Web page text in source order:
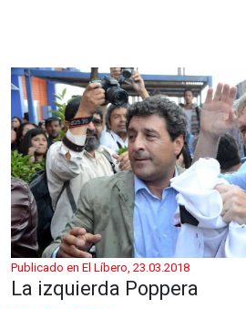
Publicado en El Líbero, 23.03.2018
La izquierda Poppera